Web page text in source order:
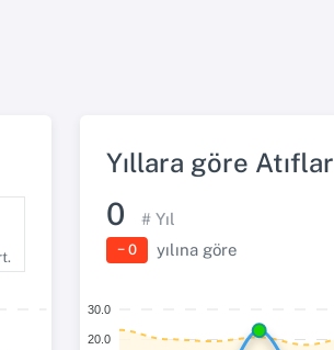
Yıllara göre Atıflar
0 # Yıl
− 0 yılına göre
30.0
20.0